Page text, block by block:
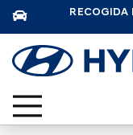
RECOGIDA